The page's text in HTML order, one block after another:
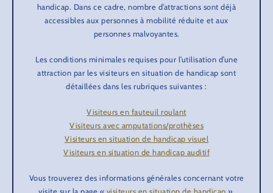
handicap. Dans ce cadre, nombre d’attractions sont déjà
accessibles aux personnes à mobilité réduite et aux
personnes malvoyantes.
Les conditions minimales requises pour l’utilisation d’une
attraction par les visiteurs en situation de handicap sont
détaillées dans les rubriques suivantes :
Visiteurs en fauteuil roulant
Visiteurs avec amputations/prothèses
Visiteurs en situation de handicap visuel
Visiteurs en situation de handicap auditif
Vous trouverez des informations générales concernant votre